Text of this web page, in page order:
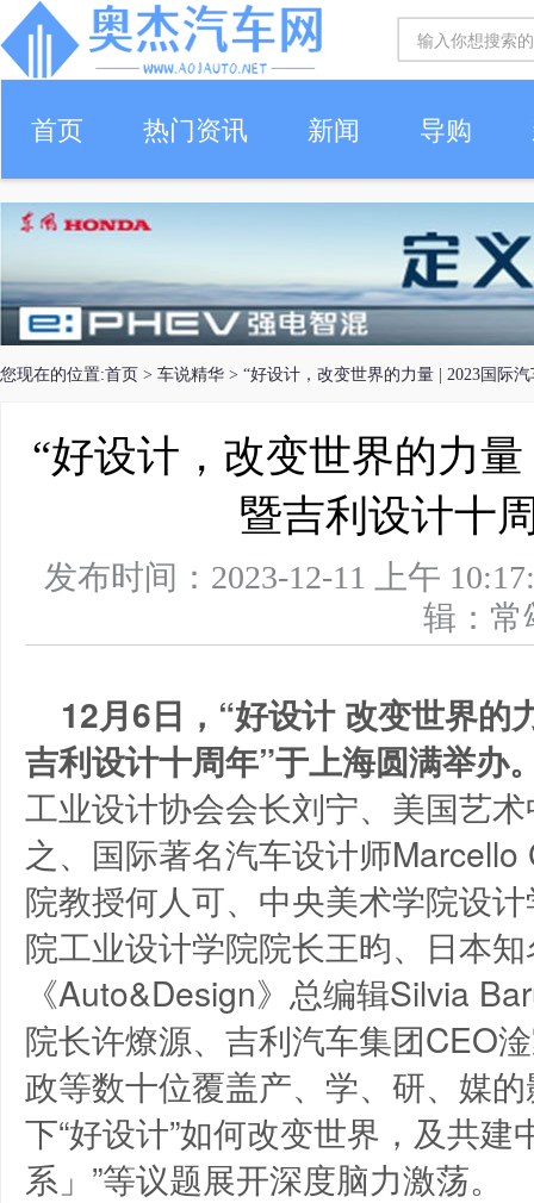
首页 热门资讯 新闻 导购
您现在的位置:首页 > 车说精华 > “好设计，改变世界的力量 | 2023国际
“好设计，改变世界的力
暨吉利设计十
发布时间：2023-12-11 上午
辑：
12月6日，“好设计 改变世界
吉利设计十周年”于上海圆满举办
工业设计协会会长刘宁、美国艺
之、国际著名汽车设计师
院教授何人可、中央美术学院设
院工业设计学院院长王昀、日本
《Auto&Design》总编辑Silvia
院长许燎源、吉利汽车集团CEO
政等数十位覆盖产、学、研、媒
下“好设计”如何改变世界，及共
系」”等议题展开深度脑力激荡。